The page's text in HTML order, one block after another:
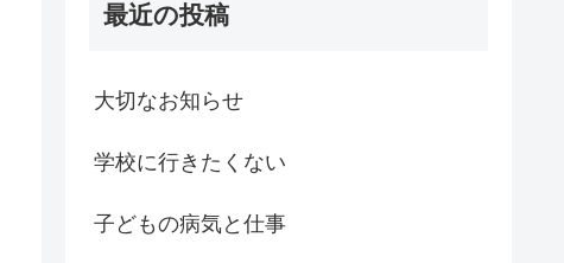
最近の投稿
大切なお知らせ
学校に行きたくない
子どもの病気と仕事